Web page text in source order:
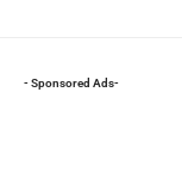
- Sponsored Ads-